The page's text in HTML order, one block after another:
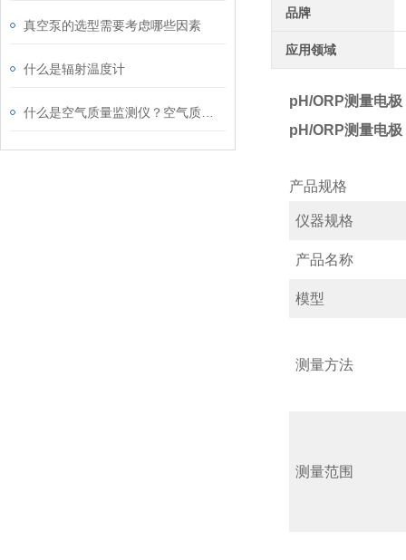
真空泵的选型需要考虑哪些因素
什么是辐射温度计
品牌
应用领域
pH/ORP测量电
pH/ORP测量电
产品规格
仪器规格
产品名称
模型
测量方法
测量范围